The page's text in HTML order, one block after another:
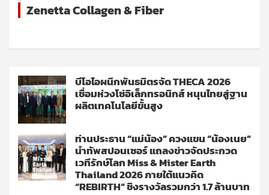
Zenetta Collagen & Fiber
บีโอไอผนึกพันธมิตรจัด THECA 2026
เชื่อมห่วงโซ่อิเล็กทรอนิกส์ หนุนไทยสู่ฐาน
ผลิตเทคโนโลยีขั้นสูง
ท่านประธาน “แม่น้อง” ควงแขน “น้องเนย”
นำทัพสปอนเซอร์ แถลงข่าวจัดประกวด
เวทีรักษ์โลก Miss & Mister Earth
Thailand 2026 ภายใต้แนวคิด
“REBIRTH” ชิงรางวัลรวมกว่า 1.7 ล้านบาท